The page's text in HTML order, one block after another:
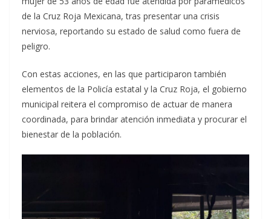
de la Cruz Roja Mexicana, tras presentar una crisis
nerviosa, reportando su estado de salud como fuera de
peligro.
Con estas acciones, en las que participaron también
elementos de la Policía estatal y la Cruz Roja, el gobierno
municipal reitera el compromiso de actuar de manera
coordinada, para brindar atención inmediata y procurar el
bienestar de la población.